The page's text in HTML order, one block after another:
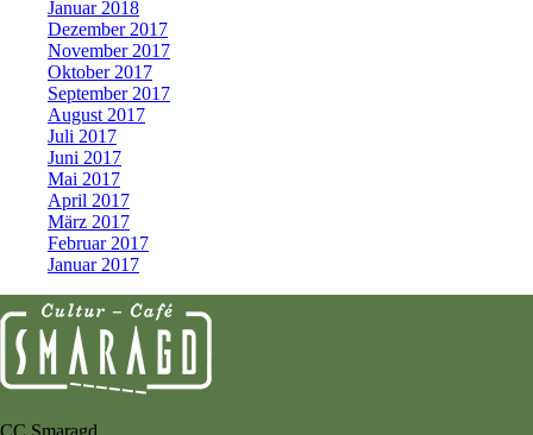
Januar 2018
Dezember 2017
November 2017
Oktober 2017
September 2017
August 2017
Juli 2017
Juni 2017
Mai 2017
April 2017
März 2017
Februar 2017
Januar 2017
CC Smaragd